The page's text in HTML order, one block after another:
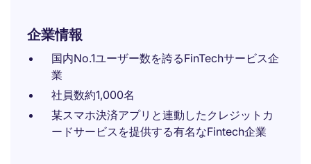
企業情報
国内No.1ユーザー数を誇るFinTechサービス企
業
社員数約1,000名
某スマホ決済アプリと連動したクレジットカ
ードサービスを提供する有名なFintech企業